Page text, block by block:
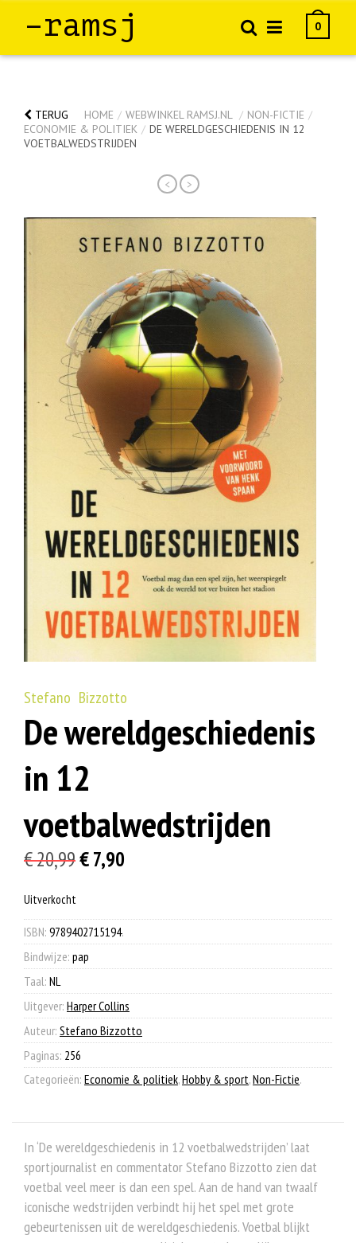
–ramsj 0
TERUG HOME / WEBWINKEL RAMSJ.NL / NON-FICTIE /
ECONOMIE & POLITIEK / DE WERELDGESCHIEDENIS IN 12
VOETBALWEDSTRIJDEN
< >
Stefano Bizzotto
De wereldgeschiedenis
in 12
voetbalwedstrijden
€20,99Oorspronkelijke
€ 20,99.
€7,90
Uitverkocht
ISBN: 9789402715194.
Bindwijze: pap
Taal: NL
Uitgever: Harper Collins
Auteur: Stefano Bizzotto
Paginas: 256
Categorieën: Economie & politiek,Hobby & sport,Non-Fictie.
In ‘De wereldgeschiedenis in 12 voetbalwedstrijden’ laat
sportjournalist en commentator Stefano Bizzotto zien dat
voetbal veel meer is dan een spel. Aan de hand van twaalf
iconische wedstrijden verbindt hij het spel met grote
gebeurtenissen uit de wereldgeschiedenis. Voetbal blijkt